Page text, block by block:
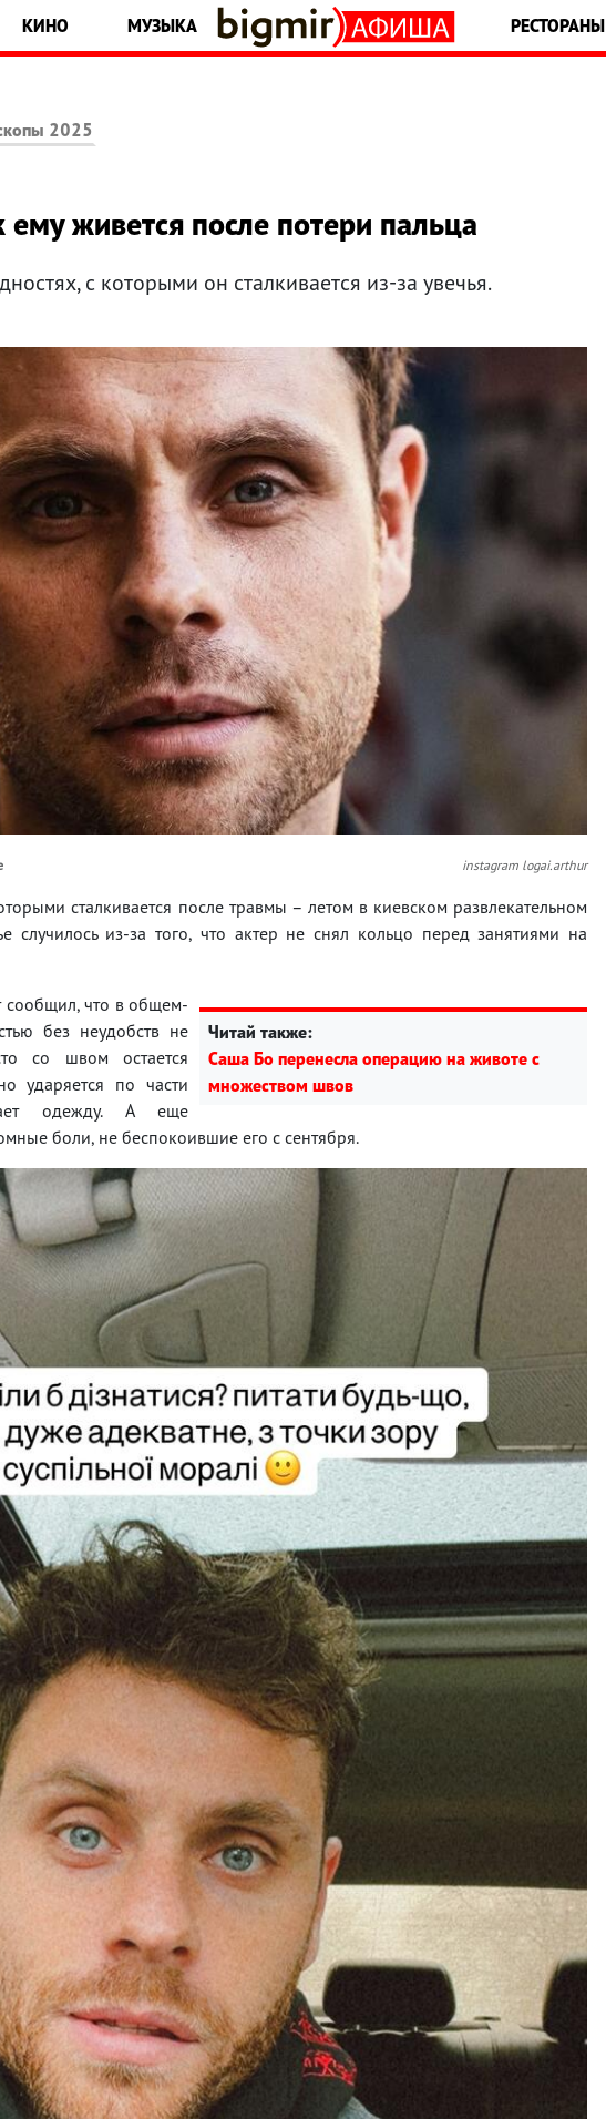
КИНО МУЗЫКА РЕСТОРАНЫ
2025
ему живется после потери пальца
с которыми он сталкивается из-за увечья.
instagram logai.arthur
сталкивается после травмы – летом в киевском развлекательном
случилось из-за того, что актер не снял кольцо перед занятиями на
Читай также:
Саша Бо перенесла операцию на животе с
множеством швов
сообщил, что в общем-
без неудобств не
со швом остается
ударяется по части
одежду. А еще
боли, не беспокоившие его с сентября.